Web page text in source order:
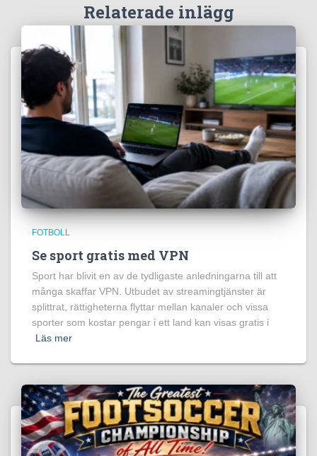
Relaterade inlägg
FOTBOLL
Se sport gratis med VPN
Sport har blivit en av de tydligaste anledningarna till att
många skaffar VPN. Utbudet av streamingtjänster är
splittrat, rättigheterna flyttar mellan kanaler och vissa
sporter som kostar pengar i ett land kan visas gratis i
Läs mer